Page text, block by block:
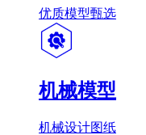
优质模型甄选
机械模型
机械设计图纸